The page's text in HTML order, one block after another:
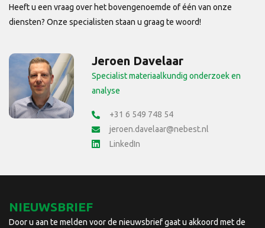
Heeft u een vraag over het bovengenoemde of één van onze
diensten? Onze specialisten staan u graag te woord!
Jeroen Davelaar
Specialist materiaalkundig onderzoek en
analyse
+31 6 549 748 54
jeroen.davelaar@nebest.nl
LinkedIn
NIEUWSBRIEF
Door u aan te melden voor de nieuwsbrief gaat u akkoord met de